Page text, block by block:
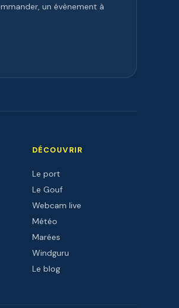
un évènement à
DÉCOUVRIR
Le port
Le Gouf
Webcam live
Météo
Marées
Windguru
Le blog